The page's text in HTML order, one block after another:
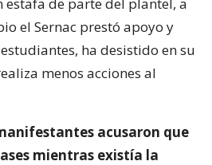
el Sernac prestó apoyo y
ha desistido en su
menos acciones al
acusaron que
mientras existía la